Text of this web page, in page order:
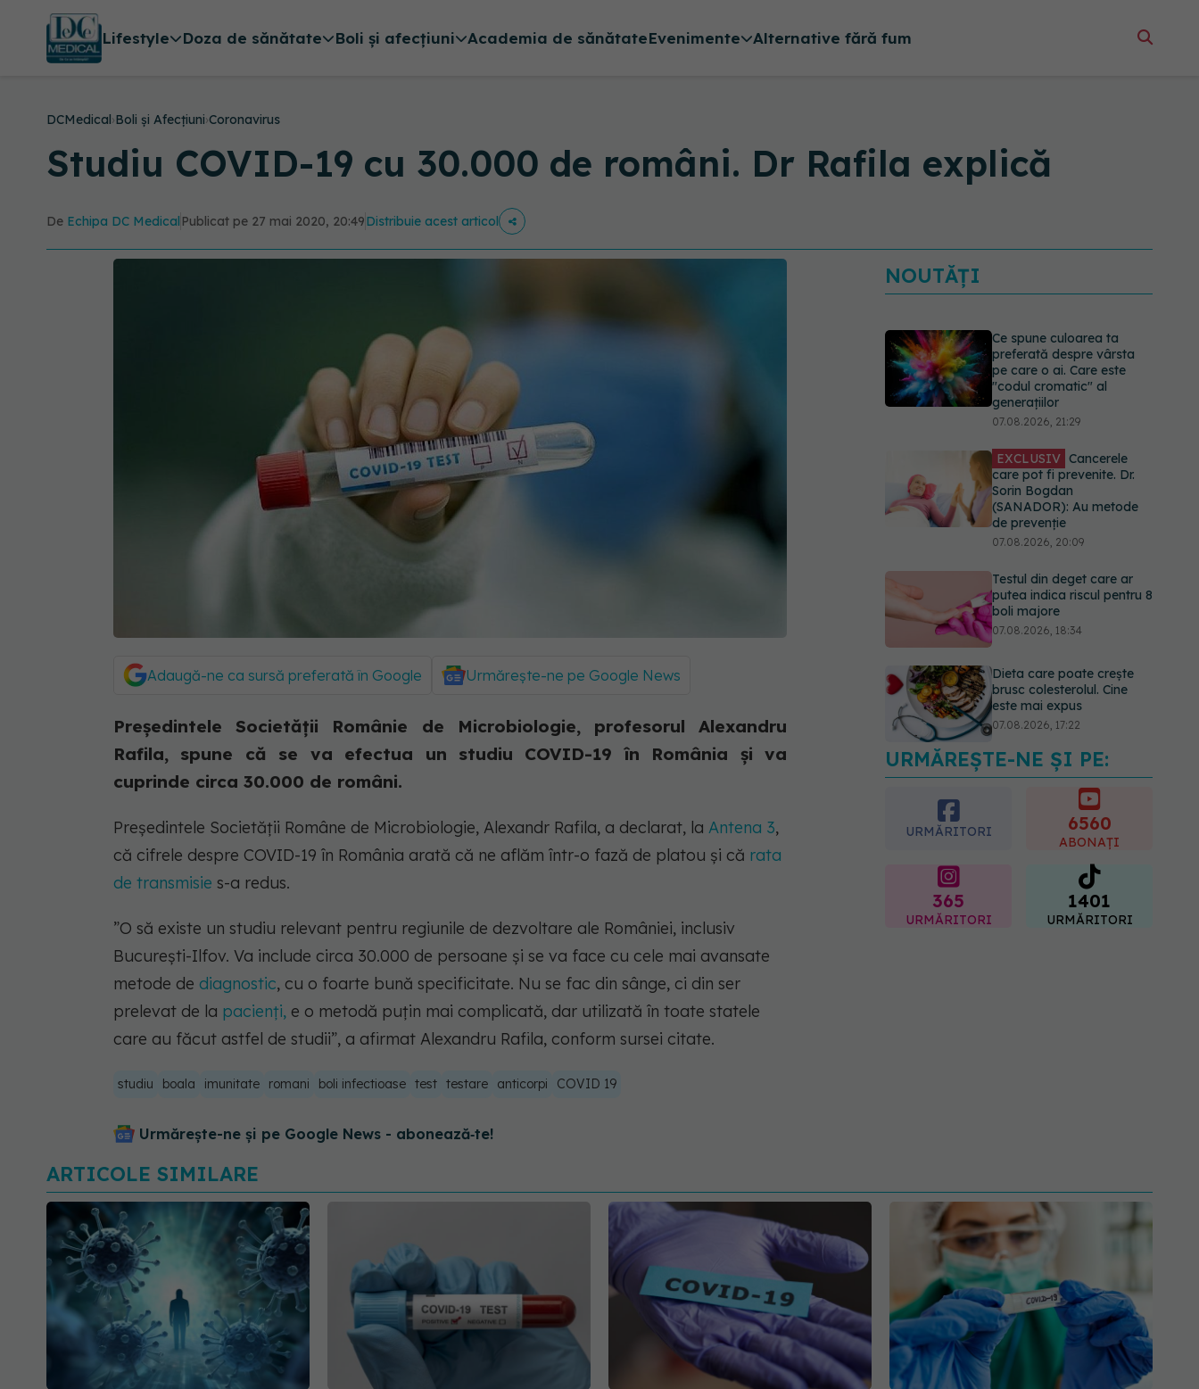
Lifestyle Doza de sănătate Boli și afecțiuni Academia de sănătateEvenimente Alternative fără fum
DCMedical›Boli și Afecțiuni›Coronavirus
Studiu COVID-19 cu 30.000 de români. Dr Rafila explică
De Echipa DC Medical Publicat pe 27 mai 2020, 20:49Distribuie acest articol
Adaugă-ne ca sursă preferată în Google Urmărește-ne pe Google News
Președintele Societății Românie de Microbiologie, profesorul Alexandru
Rafila, spune că se va efectua un studiu COVID-19 în România și va
cuprinde circa 30.000 de români.
Președintele Societății Române de Microbiologie, Alexandr Rafila, a declarat, la Antena 3,
că cifrele despre COVID-19 în România arată că ne aflăm într-o fază de platou și că rata
de transmisie s-a redus.
”O să existe un studiu relevant pentru regiunile de dezvoltare ale României, inclusiv
București-Ilfov. Va include circa 30.000 de persoane și se va face cu cele mai avansate
metode de diagnostic, cu o foarte bună specificitate. Nu se fac din sânge, ci din ser
prelevat de la pacienți, e o metodă puțin mai complicată, dar utilizată în toate statele
care au făcut astfel de studii”, a afirmat Alexandru Rafila, conform sursei citate.
studiu boala imunitate romani boli infectioase test testare anticorpi COVID 19
Urmărește-ne și pe Google News - abonează‑te!
NOUTĂȚI
Ce spune culoarea ta
preferată despre vârsta
pe care o ai. Care este
"codul cromatic" al
generațiilor
07.08.2026, 21:29
EXCLUSIV Cancerele
care pot fi prevenite. Dr.
Sorin Bogdan
(SANADOR): Au metode
de prevenție
07.08.2026, 20:09
Testul din deget care ar
putea indica riscul pentru 8
boli majore
07.08.2026, 18:34
Dieta care poate crește
brusc colesterolul. Cine
este mai expus
07.08.2026, 17:22
Ceaiul care ajută
organismul să lupte cu
inflamația. Poate regla
glicemia și colesterolul
08.08.2026, 09:00
URMĂREȘTE-NE ȘI PE:
URMĂRITORI 6560
ABONAȚI
365
URMĂRITORI
1401
URMĂRITORI
ARTICOLE SIMILARE